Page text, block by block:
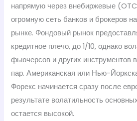
напрямую через внебиржевые
огромную сеть банков и брокеров
рынке. Фондовый рынок
кредитное плечо, до 1/10, однако
фьючерсов и других
пар. Американская или Нью-
Форекс начинается сразу после
результате волатильность
остается высокой.